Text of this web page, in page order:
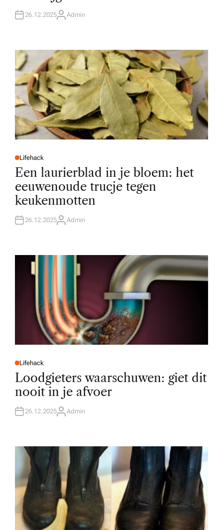
26.12.2025A
R
Admin
P
O
T
E
D
N
Lifehack
Een laurierblad in je bloem: het
eeuwenoude trucje tegen
keukenmotten
26.12.2025A
R
Admin
P
O
T
E
D
N
Lifehack
Loodgieters waarschuwen: giet dit
nooit in je afvoer
26.12.2025A
R
Admin